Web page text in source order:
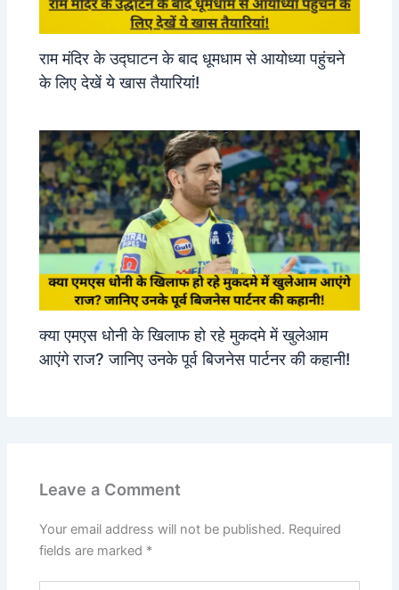
राम मंदिर के उद्घाटन के बाद धूमधाम से आयोध्या पहुंचने
के लिए देखें ये खास तैयारियां!
क्या एमएस धोनी के खिलाफ हो रहे मुकदमे में खुलेआम
आएंगे राज? जानिए उनके पूर्व बिजनेस पार्टनर की कहानी!
Leave a Comment
Your email address will not be published. Required
fields are marked *